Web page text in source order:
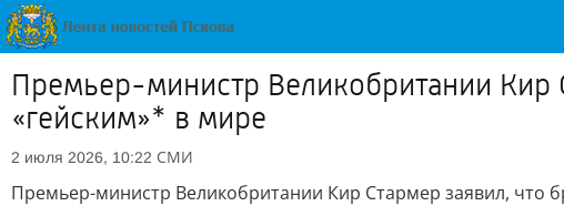
Премьер-министр Великобритании Кир
«гейским»* в мире
2 июля 2026, 10:22 СМИ
Премьер-министр Великобритании Кир Стармер заявил, что